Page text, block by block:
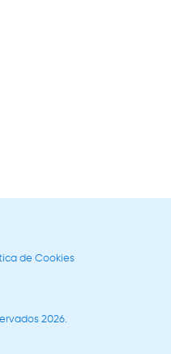
de Cookies
2026.